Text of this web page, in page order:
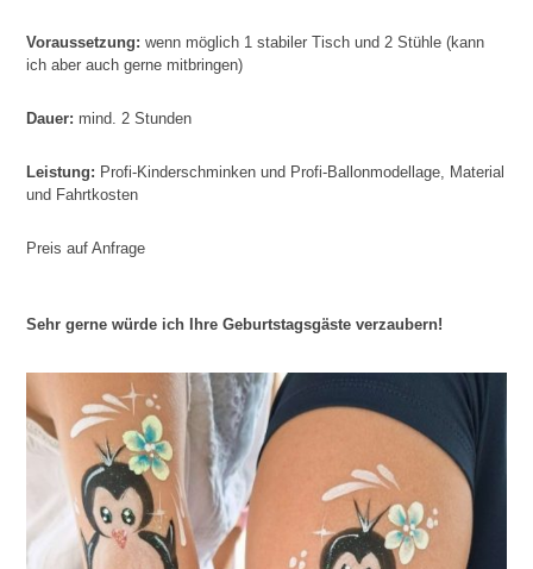
Voraussetzung: wenn möglich 1 stabiler Tisch und 2 Stühle (kann
ich aber auch gerne mitbringen)
Dauer: mind. 2 Stunden
Leistung: Profi-Kinderschminken und Profi-Ballonmodellage, Material
und Fahrtkosten
Preis auf Anfrage
Sehr gerne würde ich Ihre Geburtstagsgäste verzaubern!